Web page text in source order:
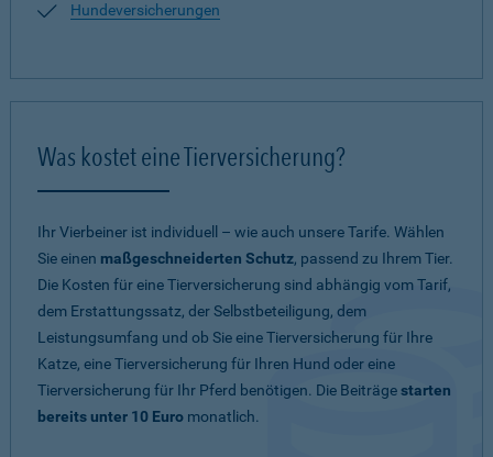
Hundeversicherungen
Was kostet eine Tierversicherung?
Ihr Vierbeiner ist individuell – wie auch unsere Tarife. Wählen
Sie einen maßgeschneiderten Schutz, passend zu Ihrem Tier.
Die Kosten für eine Tierversicherung sind abhängig vom Tarif,
dem Erstattungssatz, der Selbstbeteiligung, dem
Leistungsumfang und ob Sie eine Tierversicherung für Ihre
Katze, eine Tierversicherung für Ihren Hund oder eine
Tierversicherung für Ihr Pferd benötigen. Die Beiträgestarten
bereits unter 10 Euro monatlich.